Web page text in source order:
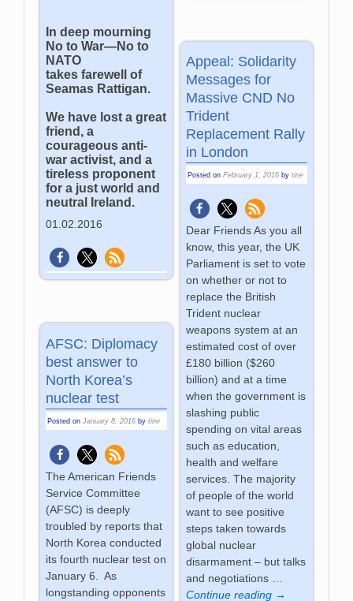
In deep mourning
No to War—No to
NATO
takes farewell of
Seamas Rattigan.
We have lost a great
friend, a
courageous anti-
war activist, and a
tireless proponent
for a just world and
neutral Ireland.
01.02.2016
Appeal: Solidarity
Messages for
Massive CND No
Trident
Replacement Rally
in London
Posted on February 1, 2016 by tine
Dear Friends As you all
know, this year, the UK
Parliament is set to vote
on whether or not to
replace the British
Trident nuclear
weapons system at an
estimated cost of over
£180 billion ($260
billion) and at a time
when the government is
slashing public
spending on vital areas
such as education,
health and welfare
services. The majority
of people of the world
want to see positive
steps taken towards
global nuclear
disarmament – but talks
and negotiations …
Continue reading →
AFSC: Diplomacy
best answer to
North Korea’s
nuclear test
Posted onJanuary 8, 2016 bytine
The American Friends
Service Committee
(AFSC) is deeply
troubled by reports that
North Korea conducted
its fourth nuclear test on
January 6. As
longstanding opponents